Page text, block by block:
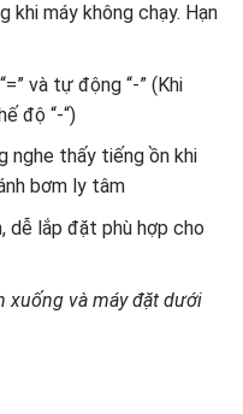
khi máy không chạy. Hạn
và tự động “-” (Khi
độ “-“)
nghe thấy tiếng ồn khi
bơm ly tâm
dễ lắp đặt phù hợp cho
xuống và máy đặt dưới